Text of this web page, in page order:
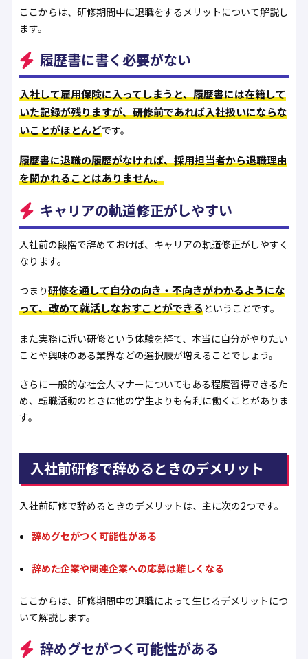
ここからは、研修期間中に退職をするメリットについて解説し
ます。
履歴書に書く必要がない
入社して雇用保険に入ってしまうと、履歴書には在籍して
いた記録が残りますが、研修前であれば入社扱いにならな
いことがほとんどです。
履歴書に退職の履歴がなければ、採用担当者から退職理由
を聞かれることはありません。
キャリアの軌道修正がしやすい
入社前の段階で辞めておけば、キャリアの軌道修正がしやすく
なります。
つまり研修を通して自分の向き・不向きがわかるようにな
って、改めて就活しなおすことができるということです。
また実務に近い研修という体験を経て、本当に自分がやりたい
ことや興味のある業界などの選択肢が増えることでしょう。
さらに一般的な社会人マナーについてもある程度習得できるた
め、転職活動のときに他の学生よりも有利に働くことがありま
す。
入社前研修で辞めるときのデメリット
入社前研修で辞めるときのデメリットは、主に次の2つです。
辞めグセがつく可能性がある
辞めた企業や関連企業への応募は難しくなる
ここからは、研修期間中の退職によって生じるデメリットにつ
いて解説します。
辞めグセがつく可能性がある